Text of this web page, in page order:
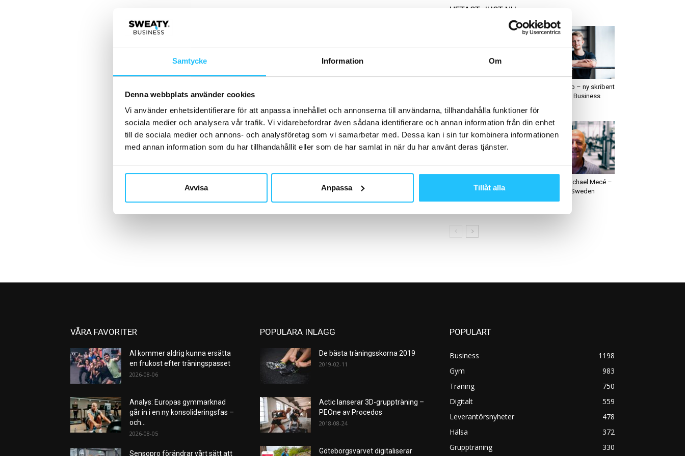
Samtycke Information Om
Denna webbplats använder cookies
Vi använder enhetsidentifierare för att anpassa innehållet och annonserna till användarna, tillhandahålla funktioner för
sociala medier och analysera vår trafik. Vi vidarebefordrar även sådana identifierare och annan information från din enhet
till de sociala medier och annons- och analysföretag som vi samarbetar med. Dessa kan i sin tur kombinera informationen
med annan information som du har tillhandahållit eller som de har samlat in när du har använt deras tjänster.
Avvisa Anpassa Tillåt alla
HETAST JUST NU
SATS-aktierna
Patrick Rapp – ny skribent
hos Sweaty Business
Så blir recovery nästa
stora del av
träningsupplevelsen –
Podcast: Michael Mecé –
VD, InBody Sweden
VÅRA FAVORITER
AI kommer aldrig kunna ersätta
en frukost efter träningspasset
2026-08-06
Analys: Europas gymmarknad
går in i en ny konsolideringsfas –
och...
2026-08-05
Sensopro förändrar vårt sätt att
POPULÄRA INLÄGG
De bästa träningsskorna 2019
2019-02-11
Actic lanserar 3D-gruppträning –
PEOne av Procedos
2018-08-24
Göteborgsvarvet digitaliserar
POPULÄRT
Business
1198
Gym
983
Träning
750
Digitalt
559
Leverantörsnyheter
478
Hälsa
372
Gruppträning
330